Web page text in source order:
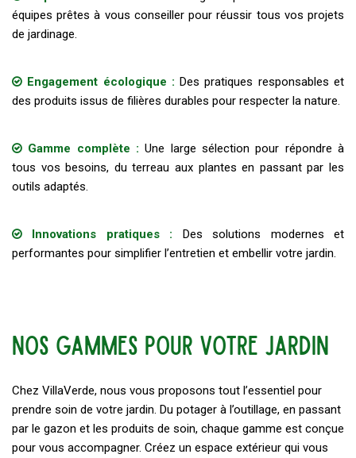
équipes prêtes à vous conseiller pour réussir tous vos projets
de jardinage.
Engagement écologique : Des pratiques responsables et
des produits issus de filières durables pour respecter la nature.
Gamme complète : Une large sélection pour répondre à
tous vos besoins, du terreau aux plantes en passant par les
outils adaptés.
Innovations pratiques : Des solutions modernes et
performantes pour simplifier l’entretien et embellir votre jardin.
Nos gammes pour votre jardin
Chez VillaVerde, nous vous proposons tout l’essentiel pour
prendre soin de votre jardin. Du potager à l’outillage, en passant
par le gazon et les produits de soin, chaque gamme est conçue
pour vous accompagner. Créez un espace extérieur qui vous